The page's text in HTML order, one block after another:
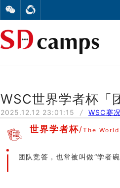
WSC世界学者杯「
2025.12.12 23:01:15 / WSC赛
世界学者杯/The
团队竞答，也常被叫做“学者碗